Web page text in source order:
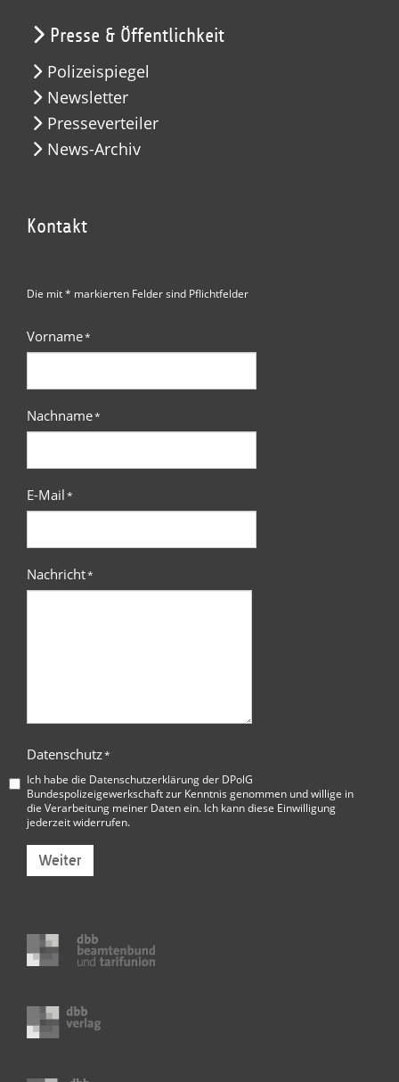
Presse & Öffentlichkeit
Polizeispiegel
Newsletter
Presseverteiler
News-Archiv
Kontakt
Die mit * markierten Felder sind Pflichtfelder
Vorname*
Nachname*
E-Mail*
Nachricht*
Datenschutz*
Ich habe die Datenschutzerklärung der DPolG
Bundespolizeigewerkschaftzur Kenntnis genommen und willige in
die Verarbeitung meiner Daten ein. Ich kann diese Einwilligung
jederzeit widerrufen.
Weiter